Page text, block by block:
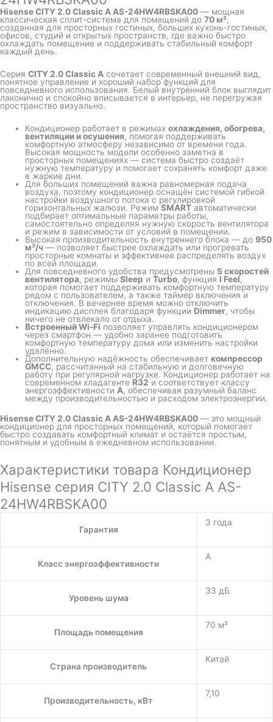
Hisense CITY 2.0 Classic A AS-24HW4RBSKA00 — мощная
классическая сплит-система для помещений до 70 м²,
созданная для просторных гостиных, больших кухонь-гостиных,
офисов, студий и открытых пространств, где важно быстро
охлаждать помещение и поддерживать стабильный комфорт
каждый день.
Серия CITY 2.0 Classic A сочетает современный внешний вид,
понятное управление и хороший набор функций для
повседневного использования. Белый внутренний блок выглядит
лаконично и спокойно вписывается в интерьер, не перегружая
пространство визуально.
Кондиционер работает в режимахохлаждения, обогрева,
вентиляции и осушения, помогая поддерживать
комфортную атмосферу независимо от времени года.
Высокая мощность модели особенно заметна в
просторных помещениях — система быстро создаёт
нужную температуру и помогает сохранять комфорт даже
в жаркие дни.
Для больших помещений важна равномерная подача
воздуха, поэтому кондиционер оснащён системой гибкой
настройки воздушного потока с регулировкой
горизонтальных жалюзи. РежимSMART автоматически
подбирает оптимальные параметры работы,
самостоятельно определяя нужную скорость вентилятора
и режим в зависимости от условий в помещении.
Высокая производительность внутреннего блока — до950
м³/ч — позволяет быстрее охлаждать или прогревать
просторные комнаты и эффективнее распределять воздух
по всей площади.
Для повседневного удобства предусмотрены 5 скоростей
вентилятора, режимыSleep иTurbo, функция I Feel,
которая помогает поддерживать комфортную температуру
рядом с пользователем, а также таймер включения и
отключения. В вечернее время можно отключить
индикацию дисплея благодаря функции Dimmer, чтобы
ничего не отвлекало от отдыха.
Встроенный Wi-Fi позволяет управлять кондиционером
через смартфон — удобно заранее подготовить
комфортную температуру дома или изменить настройки
удалённо.
Дополнительную надёжность обеспечивает компрессор
GMCC, рассчитанный на стабильную и долговечную
работу при регулярной нагрузке. Кондиционер работает на
современном хладагенте R32 и соответствует классу
энергоэффективности A, обеспечивая разумный баланс
между производительностью и расходом электроэнергии.
Hisense CITY 2.0 Classic A AS-24HW4RBSKA00 — это мощный
кондиционер для просторных помещений, который помогает
быстро создавать комфортный климат и остаётся простым,
понятным и удобным в ежедневном использовании.
Характеристики товара Кондиционер
Hisense серия CITY 2.0 Classic A AS-
24HW4RBSKA00
Гарантия
3 года
Класс энергоэффективности
A
Уровень шума
33 дБ
Площадь помещения
70 м²
Страна производитель
Китай
Производительность, кВт
7,10